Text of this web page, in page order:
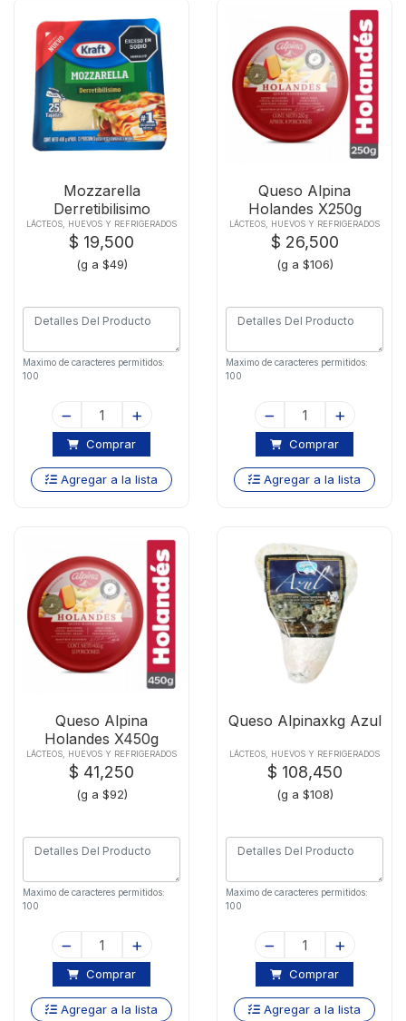
Mozzarella
Derretibilisimo
Kraftx400
LÁCTEOS, HUEVOS Y REFRIGERADOS
$ 19,500
(g a $49)
Maximo de caracteres permitidos:
100
Comprar
Agregar a la lista
Queso Alpina
Holandes X250g
LÁCTEOS, HUEVOS Y REFRIGERADOS
$ 26,500
(g a $106)
Maximo de caracteres permitidos:
100
Comprar
Agregar a la lista
Queso Alpina
Holandes X450g
LÁCTEOS, HUEVOS Y REFRIGERADOS
$ 41,250
(g a $92)
Maximo de caracteres permitidos:
100
Comprar
Agregar a la lista
Queso Alpinaxkg Azul
LÁCTEOS, HUEVOS Y REFRIGERADOS
$ 108,450
(g a $108)
Maximo de caracteres permitidos:
100
Comprar
Agregar a la lista